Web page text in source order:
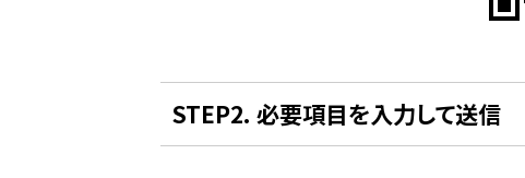
STEP2. 必要項目を入力して送信